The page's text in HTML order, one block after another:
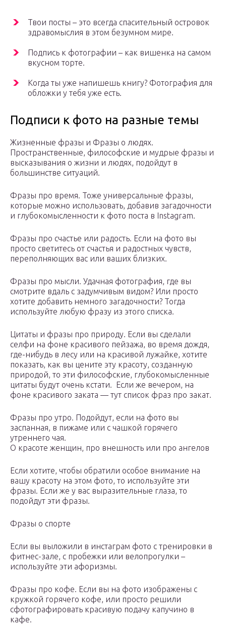
Твои посты – это всегда спасительный островок
здравомыслия в этом безумном мире.
Подпись к фотографии – как вишенка на самом
вкусном торте.
Когда ты уже напишешь книгу? Фотография для
обложки у тебя уже есть.
Подписи к фото на разные темы
Жизненные фразы и Фразы о людях.
Пространственные, философские и мудрые фразы и
высказывания о жизни и людях, подойдут в
большинстве ситуаций.
Фразы про время. Тоже универсальные фразы,
которые можно использовать, добавив загадочности
и глубокомысленности к фото поста в Instagram.
Фразы про счастье или радость. Если на фото вы
просто светитесь от счастья и радостных чувств,
переполняющих вас или ваших близких.
Фразы про мысли. Удачная фотография, где вы
смотрите вдаль с задумчивым видом? Или просто
хотите добавить немного загадочности? Тогда
используйте любую фразу из этого списка.
Цитаты и фразы про природу. Если вы сделали
селфи на фоне красивого пейзажа, во время дождя,
где-нибудь в лесу или на красивой лужайке, хотите
показать, как вы цените эту красоту, созданную
природой, то эти философские, глубокомысленные
цитаты будут очень кстати. Если же вечером, на
фоне красивого заката — тут список фраз про закат.
Фразы про утро. Подойдут, если на фото вы
заспанная, в пижаме или с чашкой горячего
утреннего чая.
О красоте женщин, про внешность или про ангелов
Если хотите, чтобы обратили особое внимание на
вашу красоту на этом фото, то используйте эти
фразы. Если же у вас выразительные глаза, то
подойдут эти фразы.
Фразы о спорте
Если вы выложили в инстаграм фото с тренировки в
фитнес-зале, с пробежки или велопрогулки –
используйте эти афоризмы.
Фразы про кофе. Если вы на фото изображены с
кружкой горячего кофе, или просто решили
сфотографировать красивую подачу капучино в
кафе.